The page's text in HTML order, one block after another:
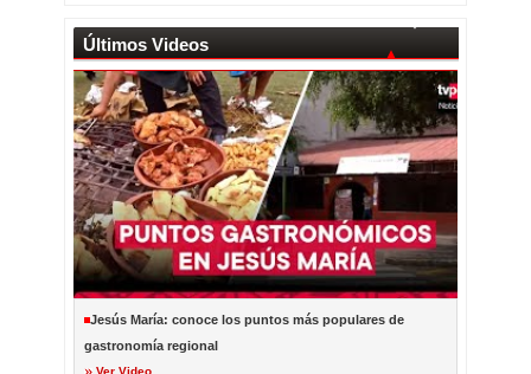
Últimos Videos
Jesús María: conoce los puntos más populares de
gastronomía regional
Ver Video